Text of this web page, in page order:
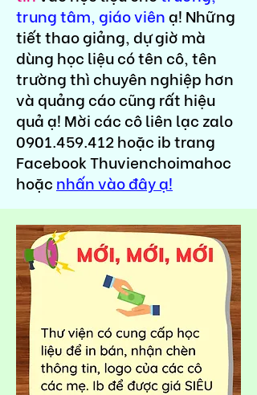
trung tâm, giáo viênạ! Những
tiết thao giảng, dự giờ mà
dùng học liệu có tên cô, tên
trường thì chuyên nghiệp hơn
và quảng cáo cũng rất hiệu
quả ạ! Mời các cô liên lạc zalo
0901.459.412hoặc ib trang
Facebook Thuvienchoimahoc
hoặc nhấn vào đây ạ!